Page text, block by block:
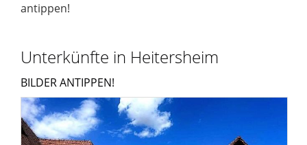
antippen!
Unterkünfte in Heitersheim
BILDER ANTIPPEN!